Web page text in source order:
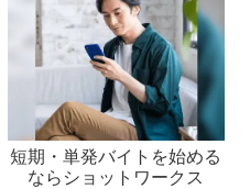
短期・単発バイトを始める
ならショットワークス